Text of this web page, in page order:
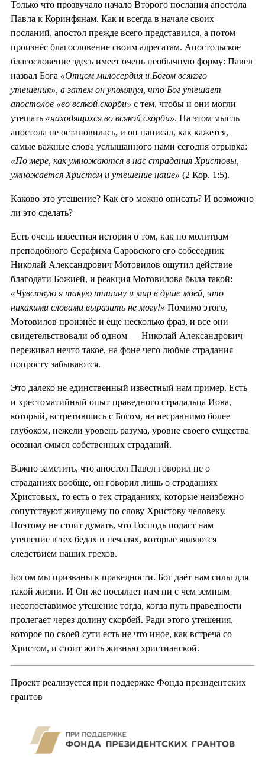
Только что прозвучало начало Второго послания апостола
Павла к Коринфянам. Как и всегда в начале своих
посланий, апостол прежде всего представился, а потом
произнёс благословение своим адресатам. Апостольское
благословение здесь имеет очень необычную форму: Павел
назвал Бога «Отцом милосердия и Богом всякого
утешения», а затем он упомянул, что Бог утешает
апостолов «во всякой скорби» с тем, чтобы и они могли
утешать «находящихся во всякой скорби». На этом мысль
апостола не остановилась, и он написал, как кажется,
самые важные слова услышанного нами сегодня отрывка:
«По мере, как умножаются в нас страдания Христовы,
умножается Христом и утешение наше» (2 Кор. 1:5).
Каково это утешение? Как его можно описать? И возможно
ли это сделать?
Есть очень известная история о том, как по молитвам
преподобного Серафима Саровского его собеседник
Николай Александрович Мотовилов ощутил действие
благодати Божией, и реакция Мотовилова была такой:
«Чувствую я такую тишину и мир в душе моей, что
никакими словами выразить не могу!» Помимо этого,
Мотовилов произнёс и ещё несколько фраз, и все они
свидетельствовали об одном — Николай Александрович
переживал нечто такое, на фоне чего любые страдания
попросту забываются.
Это далеко не единственный известный нам пример. Есть
и хрестоматийный опыт праведного страдальца Иова,
который, встретившись с Богом, на несравнимо более
глубоком, нежели уровень разума, уровне своего существа
осознал смысл собственных страданий.
Важно заметить, что апостол Павел говорил не о
страданиях вообще, он говорил лишь о страданиях
Христовых, то есть о тех страданиях, которые неизбежно
сопутствуют живущему по слову Христову человеку.
Поэтому не стоит думать, что Господь подаст нам
утешение в тех бедах и печалях, которые являются
следствием наших грехов.
Богом мы призваны к праведности. Бог даёт нам силы для
такой жизни. И Он же посылает нам ни с чем земным
несопоставимое утешение тогда, когда путь праведности
пролегает через долину скорбей. Ради этого утешения,
которое по своей сути есть не что иное, как встреча со
Христом, и стоит жить жизнью христианской.
Проект реализуется при поддержке Фонда президентских
грантов